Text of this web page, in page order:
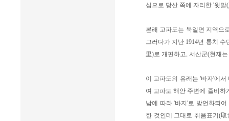
심으로 당산 쪽에 자리한 '윗
본래 고파도는 북일면 지역으
그러다가 지난 1914년 통치
里)로 개편하고, 서산군(현재
이 고파도의 유래는 '바자'에
여 고파도 해안 주변에 즐비하
남에 따라 '바지'로 방언화되
한 것인데 그대로 취음표기(